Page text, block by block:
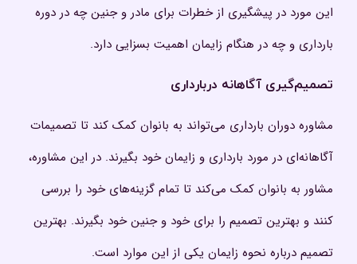
این مورد در پیشگیری از خطرات برای مادر و جنین چه در دوره
بارداری و چه در هنگام زایمان اهمیت بسزایی دارد.
تصمیم‌گیری آگاهانه دربارداری
مشاوره دوران بارداری می‌تواند به بانوان کمک کند تا تصمیمات
آگاهانه‌ای در مورد بارداری و زایمان خود بگیرند. در این مشاوره،
مشاور به بانوان کمک می‌کند تا تمام گزینه‌های خود را بررسی
کنند و بهترین تصمیم را برای خود و جنین خود بگیرند. بهترین
تصمیم درباره نحوه زایمان یکی از این موارد است.